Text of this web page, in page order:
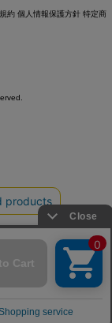
約 個人情報保護方針 特定商